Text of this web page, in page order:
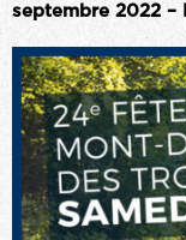
septembre 2022 –